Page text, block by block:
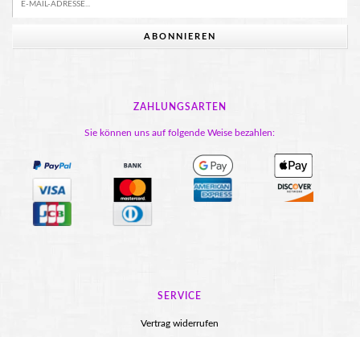
ABONNIEREN
ZAHLUNGSARTEN
Sie können uns auf folgende Weise bezahlen:
SERVICE
Vertrag widerrufen